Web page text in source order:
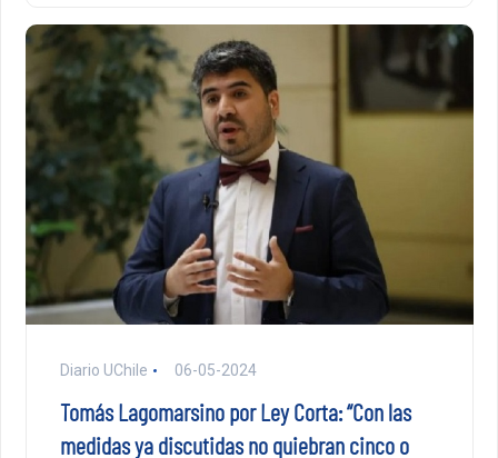
Diario UChile 06-05-2024
Tomás Lagomarsino por Ley Corta: “Con las
medidas ya discutidas no quiebran cinco o